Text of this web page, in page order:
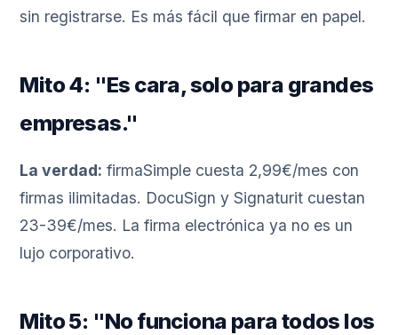
sin registrarse. Es más fácil que firmar en papel.
Mito 4: "Es cara, solo para grandes
empresas."
La verdad: firmaSimple cuesta 2,99€/mes con
firmas ilimitadas. DocuSign y Signaturit cuestan
23-39€/mes. La firma electrónica ya no es un
lujo corporativo.
Mito 5: "No funciona para todos los